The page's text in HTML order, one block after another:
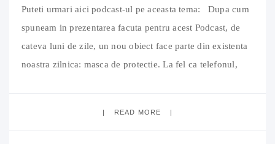
Puteti urmari aici podcast-ul pe aceasta tema: Dupa cum
spuneam in prezentarea facuta pentru acest Podcast, de
cateva luni de zile, un nou obiect face parte din existenta
noastra zilnica: masca de protectie. La fel ca telefonul,
READ MORE